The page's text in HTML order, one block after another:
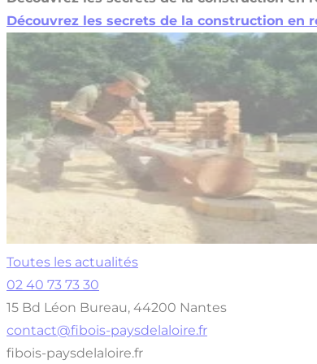
Découvrez les secrets de la construction en
Toutes les actualités
02 40 73 73 30
15 Bd Léon Bureau, 44200 Nantes
contact@fibois-paysdelaloire.fr
fibois-paysdelaloire.fr